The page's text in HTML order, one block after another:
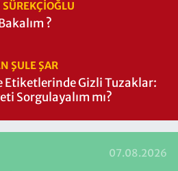
?
ŞULE ŞAR
Etiketlerinde Gizli Tuzaklar:
Sorgulayalım mı?
07.08.2026